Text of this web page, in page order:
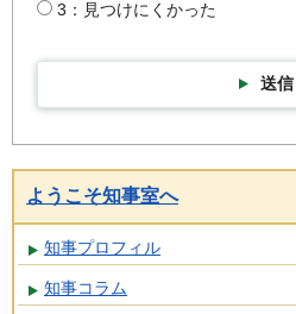
3：見つけにくかった
送信
ようこそ知事室へ
知事プロフィル
知事コラム